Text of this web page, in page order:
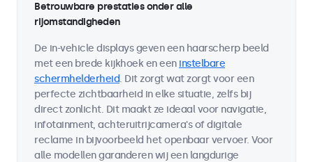
Betrouwbare prestaties onder alle
rijomstandigheden
De in-vehicle displays geven een haarscherp beeld
met een brede kijkhoek en een instelbare
schermhelderheid. Dit zorgt wat zorgt voor een
perfecte zichtbaarheid in elke situatie, zelfs bij
direct zonlicht. Dit maakt ze ideaal voor navigatie,
infotainment, achteruitrijcamera's of digitale
reclame in bijvoorbeeld het openbaar vervoer. Voor
alle modellen garanderen wij een langdurige